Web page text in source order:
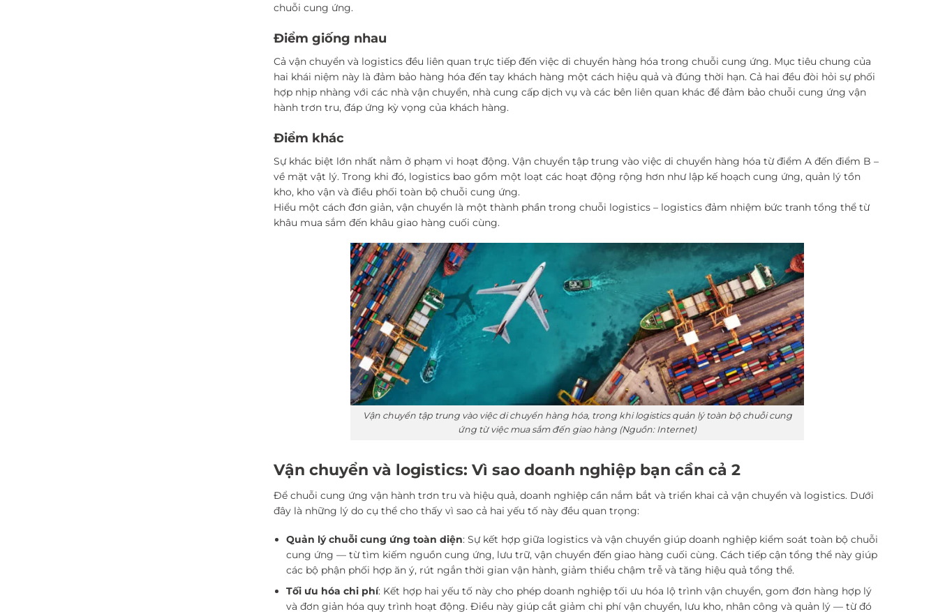
chuỗi cung ứng.
Điểm giống nhau
Cả vận chuyển và logistics đều liên quan trực tiếp đến việc di chuyển hàng hóa trong chuỗi cung ứng. Mục tiêu chung của
hai khái niệm này là đảm bảo hàng hóa đến tay khách hàng một cách hiệu quả và đúng thời hạn. Cả hai đều đòi hỏi sự phối
hợp nhịp nhàng với các nhà vận chuyển, nhà cung cấp dịch vụ và các bên liên quan khác để đảm bảo chuỗi cung ứng vận
hành trơn tru, đáp ứng kỳ vọng của khách hàng.
Điểm khác
Sự khác biệt lớn nhất nằm ở phạm vi hoạt động. Vận chuyển tập trung vào việc di chuyển hàng hóa từ điểm A đến điểm B –
về mặt vật lý. Trong khi đó, logistics bao gồm một loạt các hoạt động rộng hơn như lập kế hoạch cung ứng, quản lý tồn
kho, kho vận và điều phối toàn bộ chuỗi cung ứng.
Hiểu một cách đơn giản, vận chuyển là một thành phần trong chuỗi logistics – logistics đảm nhiệm bức tranh tổng thể từ
khâu mua sắm đến khâu giao hàng cuối cùng.
Vận chuyển tập trung vào việc di chuyển hàng hóa, trong khi logistics quản lý toàn bộ chuỗi cung
ứng từ việc mua sắm đến giao hàng (Nguồn: Internet)
Vận chuyển và logistics: Vì sao doanh nghiệp bạn cần cả 2
Để chuỗi cung ứng vận hành trơn tru và hiệu quả, doanh nghiệp cần nắm bắt và triển khai cả vận chuyển và logistics. Dưới
đây là những lý do cụ thể cho thấy vì sao cả hai yếu tố này đều quan trọng:
Quản lý chuỗi cung ứng toàn diện: Sự kết hợp giữa logistics và vận chuyển giúp doanh nghiệp kiểm soát toàn bộ chuỗi
cung ứng — từ tìm kiếm nguồn cung ứng, lưu trữ, vận chuyển đến giao hàng cuối cùng. Cách tiếp cận tổng thể này giúp
các bộ phận phối hợp ăn ý, rút ngắn thời gian vận hành, giảm thiểu chậm trễ và tăng hiệu quả tổng thể.
Tối ưu hóa chi phí: Kết hợp hai yếu tố này cho phép doanh nghiệp tối ưu hóa lộ trình vận chuyển, gom đơn hàng hợp lý
và đơn giản hóa quy trình hoạt động. Điều này giúp cắt giảm chi phí vận chuyển, lưu kho, nhân công và quản lý — từ đó